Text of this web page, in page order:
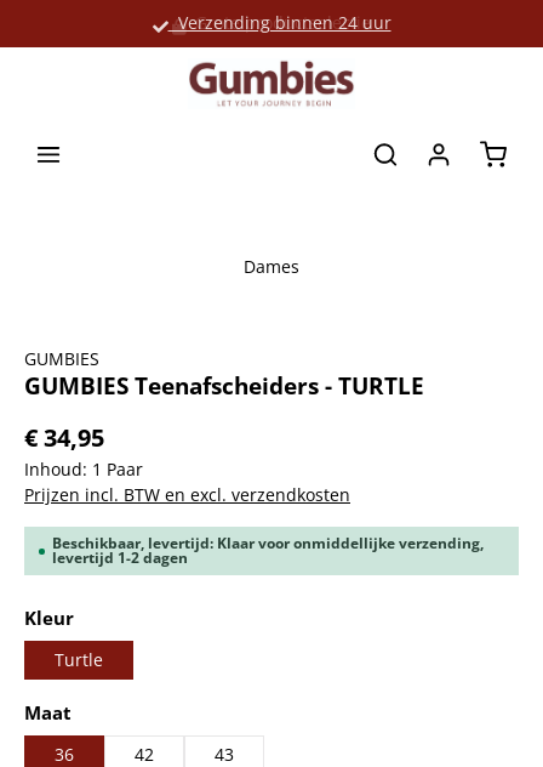
Verzending binnen 24 uur
Grote productselectie
Dames
GUMBIES
GUMBIES Teenafscheiders - TURTLE
€ 34,95
Inhoud: 1 Paar
Prijzen incl. BTW en excl. verzendkosten
Beschikbaar, levertijd: Klaar voor onmiddellijke verzending,
levertijd 1-2 dagen
Selecteer
Kleur
Turtle
Selecteer
Maat
36 42 43